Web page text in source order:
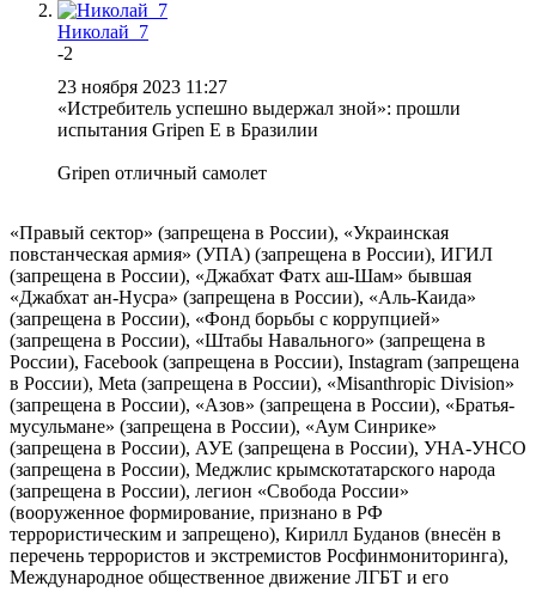
Николай_7
-2
23 ноября 2023 11:27
«Истребитель успешно выдержал зной»: прошли
испытания Gripen E в Бразилии
Gripen отличный самолет
«Правый сектор» (запрещена в России), «Украинская
повстанческая армия» (УПА) (запрещена в России), ИГИЛ
(запрещена в России), «Джабхат Фатх аш-Шам» бывшая
«Джабхат ан-Нусра» (запрещена в России), «Аль-Каида»
(запрещена в России), «Фонд борьбы с коррупцией»
(запрещена в России), «Штабы Навального» (запрещена в
России), Facebook (запрещена в России), Instagram (запрещена
в России), Meta (запрещена в России), «Misanthropic Division»
(запрещена в России), «Азов» (запрещена в России), «Братья-
мусульмане» (запрещена в России), «Аум Синрике»
(запрещена в России), АУЕ (запрещена в России), УНА-УНСО
(запрещена в России), Меджлис крымскотатарского народа
(запрещена в России), легион «Свобода России»
(вооруженное формирование, признано в РФ
террористическим и запрещено), Кирилл Буданов (внесён в
перечень террористов и экстремистов Росфинмониторинга),
Международное общественное движение ЛГБТ и его